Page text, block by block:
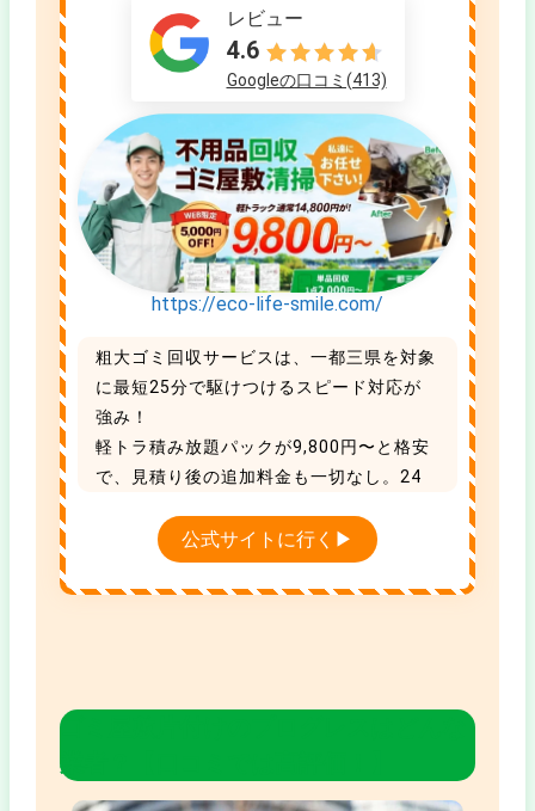
レビュー
4.6
Googleの口コミ(413)
https://eco-life-smile.com/
粗大ゴミ回収サービスは、一都三県を対象
に最短25分で駆けつけるスピード対応が
強み！
軽トラ積み放題パックが9,800円〜と格安
で、見積り後の追加料金も一切なし。24
引っ越し割引や家電買取もあり、タイパも
コスパも抜群な地域No.1の優良業者です。
公式サイトに行く▶
ゴミ屋敷片付けのプログレスはどんな
業者？【口コミでは高評価！】